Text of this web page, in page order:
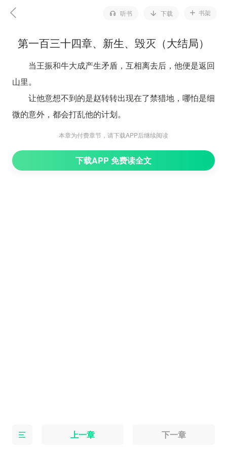
听书 下载 书架
第一百三十四章、新生、毁灭（大结局）
当王振和牛大成产生矛盾，互相离去后，他便是返回
山里。
让他意想不到的是赵转转出现在了禁猎地，哪怕是细
微的意外，都会打乱他的计划。
就在他瞄准要除掉赵转转这个突如其来的意外时。赵
金表。
本章为付费章节，请下载APP后继续阅读
下载APP 免费读全文
上一章 下一章